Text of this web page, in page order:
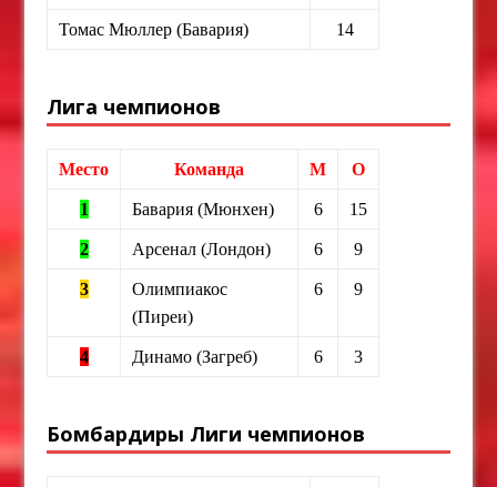
Томас Мюллер (Бавария) 14
Лига чемпионов
Место Команда М О
1 Бавария (Мюнхен) 6 15
2 Арсенал (Лондон) 6 9
3
Олимпиакос
(Пиреи)
6 9
4 Динамо (Загреб) 6 3
Бомбардиры Лиги чемпионов